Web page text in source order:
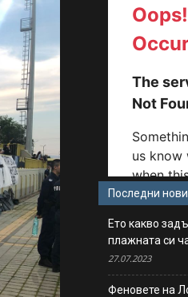
Последни
Ето какво
плажната си
27.07.2023
Феновете на